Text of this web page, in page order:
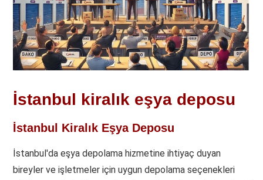
İstanbul kiralık eşya deposu
İstanbul Kiralık Eşya Deposu
İstanbul'da eşya depolama hizmetine ihtiyaç duyan
bireyler ve işletmeler için uygun depolama seçenekleri